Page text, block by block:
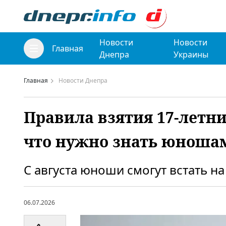
Главная
Новости
Днепра
Новости
Украины
Главная Новости Днепра
Правила взятия 17-
что нужно знать
С августа юноши смогут встать
06.07.2026